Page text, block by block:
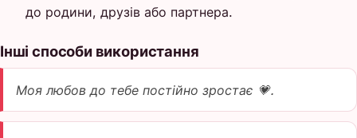
до родини, друзів або партнера.
Інші способи використання
Моя любов до тебе постійно зростає 💗.